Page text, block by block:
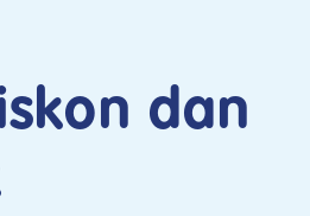
dan